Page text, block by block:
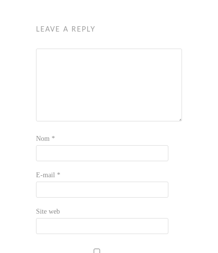
LEAVE A REPLY
Nom *
E-mail *
Site web